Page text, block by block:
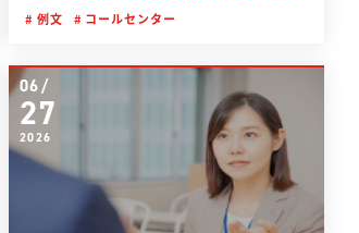
例文
コールセンター
06/
27
2026